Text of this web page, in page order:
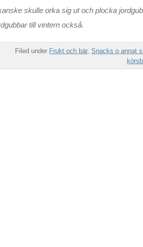
skulle orka sig ut och plocka
till vintern också.
Filed under Frukt och bär, Snacks o annat